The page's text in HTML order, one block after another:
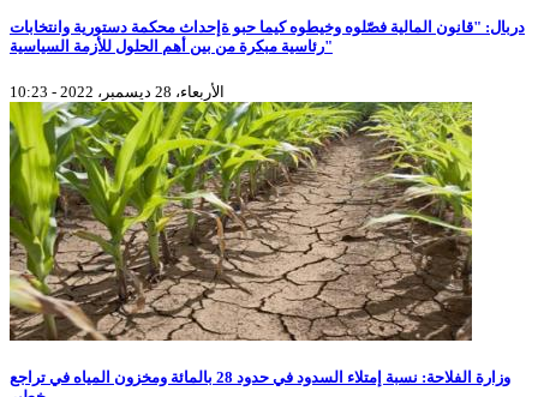
دربال: "قانون المالية فصّلوه وخيطوه كيما حبو ةإحداث محكمة دستورية وانتخابات
رئاسية مبكرة من بين أهم الحلول للأزمة السياسية"
الأربعاء، 28 ديسمبر، 2022 - 10:23
وزارة الفلاحة: نسبة إمتلاء السدود في حدود 28 بالمائة ومخزون المياه في تراجع